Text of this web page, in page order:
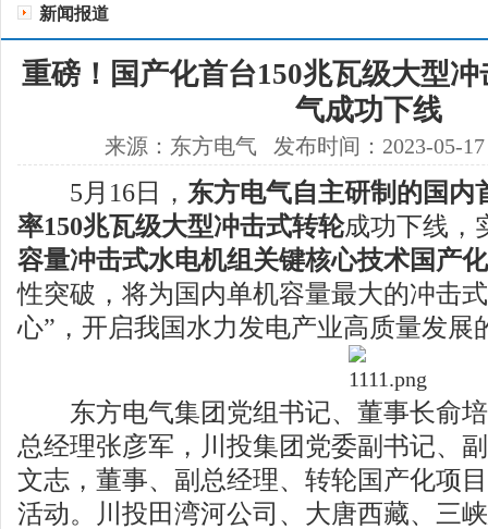
新闻报道
重磅！国产化首台150兆瓦级大型
气成功下线
来源：东方电气 发布时间：2023-05-
5月16日， 东方电气自主研制的国内
率150兆瓦级大型冲击式转轮成功下线，
容量冲击式水电机组关键核心技术国产化
性突破，将为国内单机容量最大的冲击
心”，开启我国水力发电产业高质量发展
东方电气集团党组书记、董事长俞培
总经理张彦军，川投集团党委副书记、
文志，董事、副总经理、转轮国产化项
活动。川投田湾河公司、大唐西藏、三